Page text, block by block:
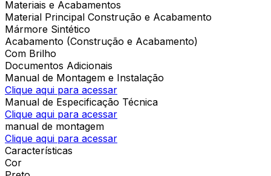
Materiais e Acabamentos
Material Principal Construção e Acabamento
Mármore Sintético
Acabamento (Construção e Acabamento)
Com Brilho
Documentos Adicionais
Manual de Montagem e Instalação
Clique aqui para acessar
Manual de Especificação Técnica
Clique aqui para acessar
manual de montagem
Clique aqui para acessar
Características
Cor